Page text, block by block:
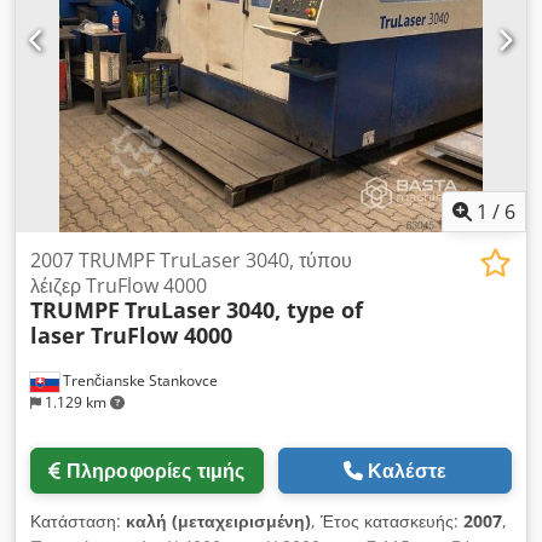
ρολών 1 μονάδα κοπής άκρων 0,8 kW Συμπεριλαμβάνονται
προσαρμογείς: - Πριόνι, σταθερό στις 90 μοίρες - Οριζόντια
μονάδα διάτρησης με 4 εξόδους - Μονάδα φρεζαρίσματος
ακμής ABS - Κοπτικό ακτίνας ακμής ABS και οριζόντια μονάδα
ξυσίματος Άλλοι προσαρμογείς και εργαλεία διαθέσιμα με
επιπλέον κόστος Ταινιόδρομος απομάκρυνσης ρινισμάτων
Κλιματιστικό στον ηλεκτρικό πίνακα συμπεριλαμβάνεται
1 / 6
Trenčianske Stankovce
1.129 km
2007 TRUMPF TruLaser 3040, τύπου
λέιζερ TruFlow 4000
TRUMPF TruLaser 3040, type of
laser TruFlow 4000
Πληροφορίες τιμής Καλέστε
Κατάσταση: καλή (μεταχειρισμένη), Έτος κατασκευής: 2007,